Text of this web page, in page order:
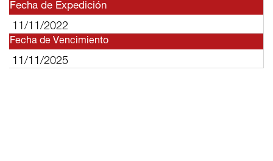
Fecha de Expedición
11/11/2022
Fecha de Vencimiento
11/11/2025